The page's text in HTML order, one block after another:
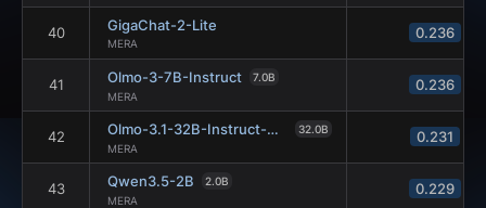
40 GigaChat-2-Lite
MERA
0.236
41 Olmo-3-7B-Instruct
7.0B
MERA
0.236
42 Olmo-3.1-32B-Instruct-DPO
32.0B
MERA
0.231
43 Qwen3.5-2B
2.0B
MERA
0.229